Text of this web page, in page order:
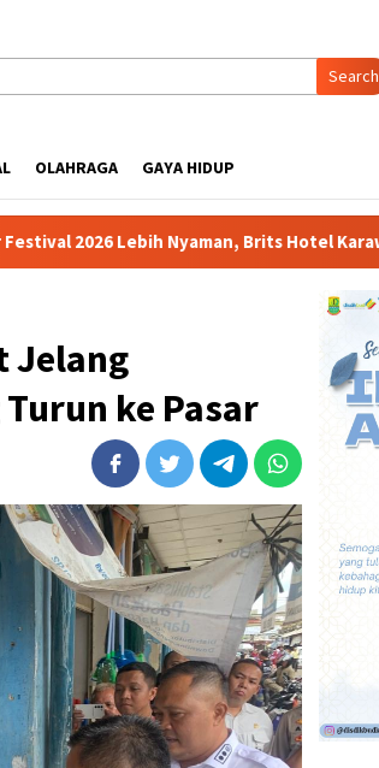
Search
OLAHRAGA GAYA HIDUP
Brits Hotel Karawang Siapkan Paket VIP
Jelang
ke Pasar